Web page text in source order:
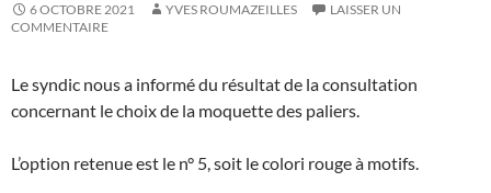
6 OCTOBRE 2021 YVES ROUMAZEILLES
LAISSER UN
COMMENTAIRE
Le syndic nous a informé du résultat de la consultation
concernant le choix de la moquette des paliers.
L’option retenue est le n° 5, soit le colori rouge à motifs.